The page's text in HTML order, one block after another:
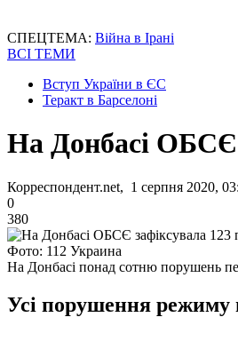
СПЕЦТЕМА: Війна в Ірані
ВСІ ТЕМИ
Вступ України в ЄС
Теракт в Барселоні
На Донбасі ОБСЄ
Корреспондент.net, 1 серпня 2020,
0
380
Фото: 112 Украина
На Донбасі понад сотню порушень
Усі порушення режиму